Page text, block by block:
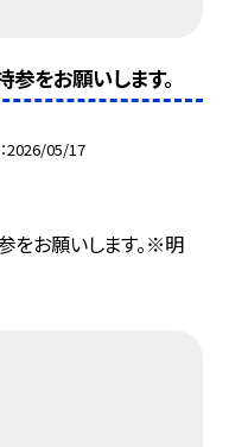
参をお願いします。
2026/05/17
をお願いします。※明